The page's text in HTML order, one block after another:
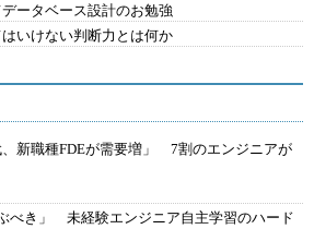
ータベース設計のお勉強
いけない判断力とは何か
、新職種FDEが需要増」 7割のエンジニアが
べき」 未経験エンジニア自主学習のハード